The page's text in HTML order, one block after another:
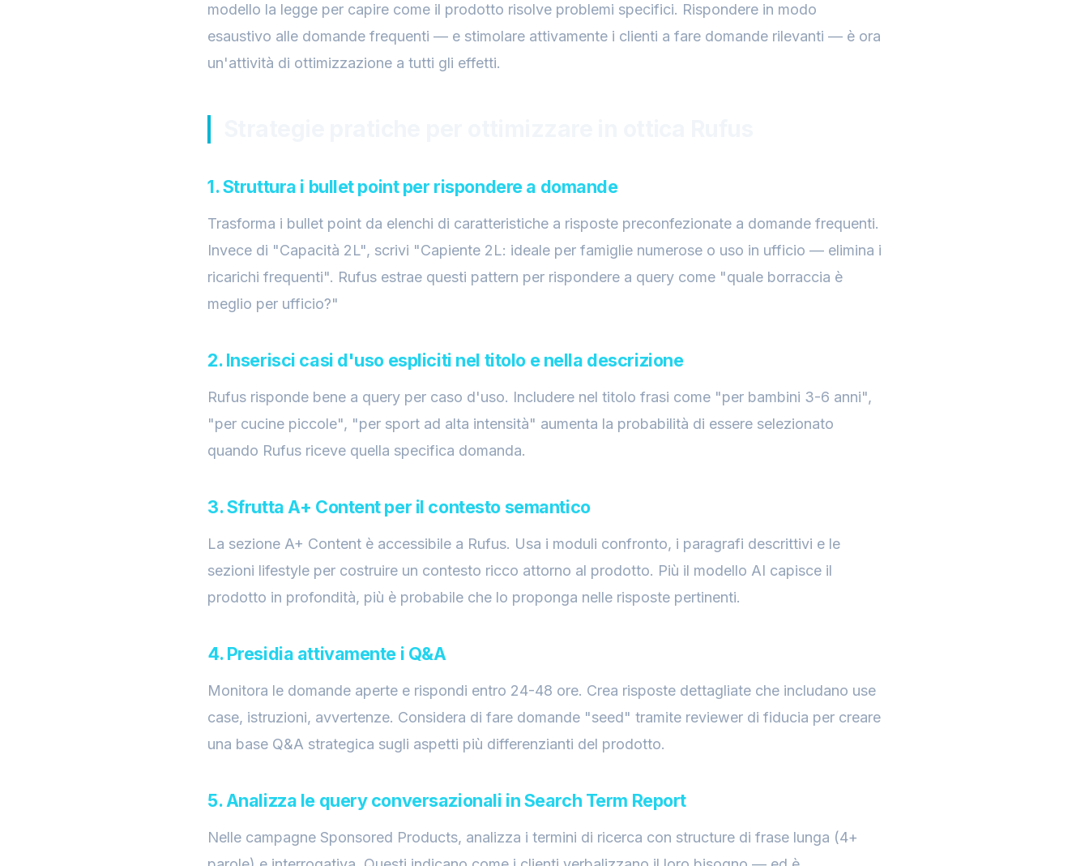
modello la legge per capire come il prodotto risolve problemi specifici. Rispondere in modo
esaustivo alle domande frequenti — e stimolare attivamente i clienti a fare domande rilevanti — è ora
un'attività di ottimizzazione a tutti gli effetti.
1. Struttura i bullet point per rispondere a domande
Trasforma i bullet point da elenchi di caratteristiche a risposte preconfezionate a domande frequenti.
Invece di "Capacità 2L", scrivi "Capiente 2L: ideale per famiglie numerose o uso in ufficio — elimina i
ricarichi frequenti". Rufus estrae questi pattern per rispondere a query come "quale borraccia è
meglio per ufficio?"
2. Inserisci casi d'uso espliciti nel titolo e nella descrizione
Rufus risponde bene a query per caso d'uso. Includere nel titolo frasi come "per bambini 3-6 anni",
"per cucine piccole", "per sport ad alta intensità" aumenta la probabilità di essere selezionato
quando Rufus riceve quella specifica domanda.
3. Sfrutta A+ Content per il contesto semantico
La sezione A+ Content è accessibile a Rufus. Usa i moduli confronto, i paragrafi descrittivi e le
sezioni lifestyle per costruire un contesto ricco attorno al prodotto. Più il modello AI capisce il
prodotto in profondità, più è probabile che lo proponga nelle risposte pertinenti.
4. Presidia attivamente i Q&A
Monitora le domande aperte e rispondi entro 24-48 ore. Crea risposte dettagliate che includano use
case, istruzioni, avvertenze. Considera di fare domande "seed" tramite reviewer di fiducia per creare
una base Q&A strategica sugli aspetti più differenzianti del prodotto.
5. Analizza le query conversazionali in Search Term Report
Nelle campagne Sponsored Products, analizza i termini di ricerca con structure di frase lunga (4+